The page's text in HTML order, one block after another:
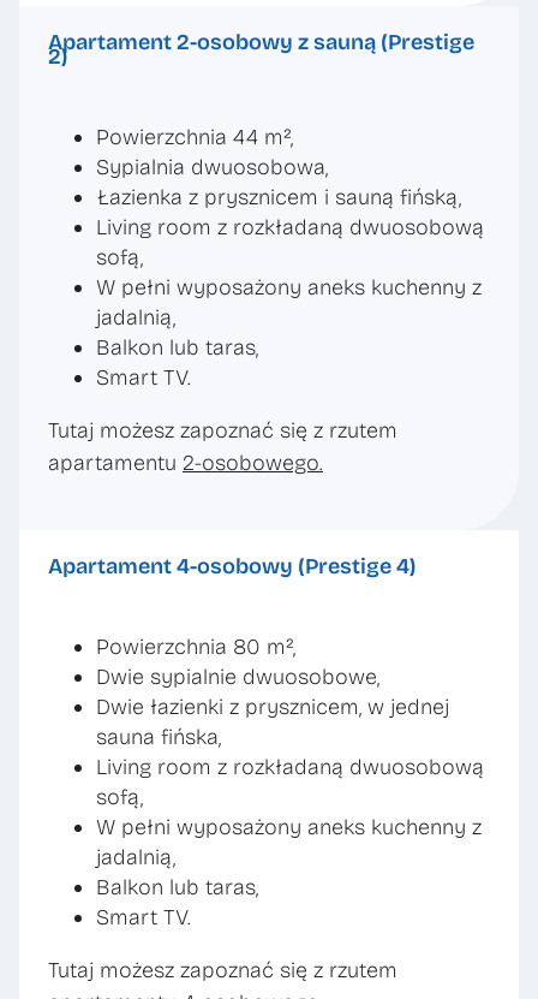
Apartament 2-osobowy z sauną (Prestige
2)
Powierzchnia 44 m²,
Sypialnia dwuosobowa,
Łazienka z prysznicem i sauną fińską,
Living room z rozkładaną dwuosobową
sofą,
W pełni wyposażony aneks kuchenny z
jadalnią,
Balkon lub taras,
Smart TV.
Tutaj możesz zapoznać się z rzutem
apartamentu 2-osobowego.
Apartament 4-osobowy (Prestige 4)
Powierzchnia 80 m²,
Dwie sypialnie dwuosobowe,
Dwie łazienki z prysznicem, w jednej
sauna fińska,
Living room z rozkładaną dwuosobową
sofą,
W pełni wyposażony aneks kuchenny z
jadalnią,
Balkon lub taras,
Smart TV.
Tutaj możesz zapoznać się z rzutem